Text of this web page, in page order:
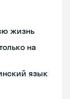
жизнь
на
язык